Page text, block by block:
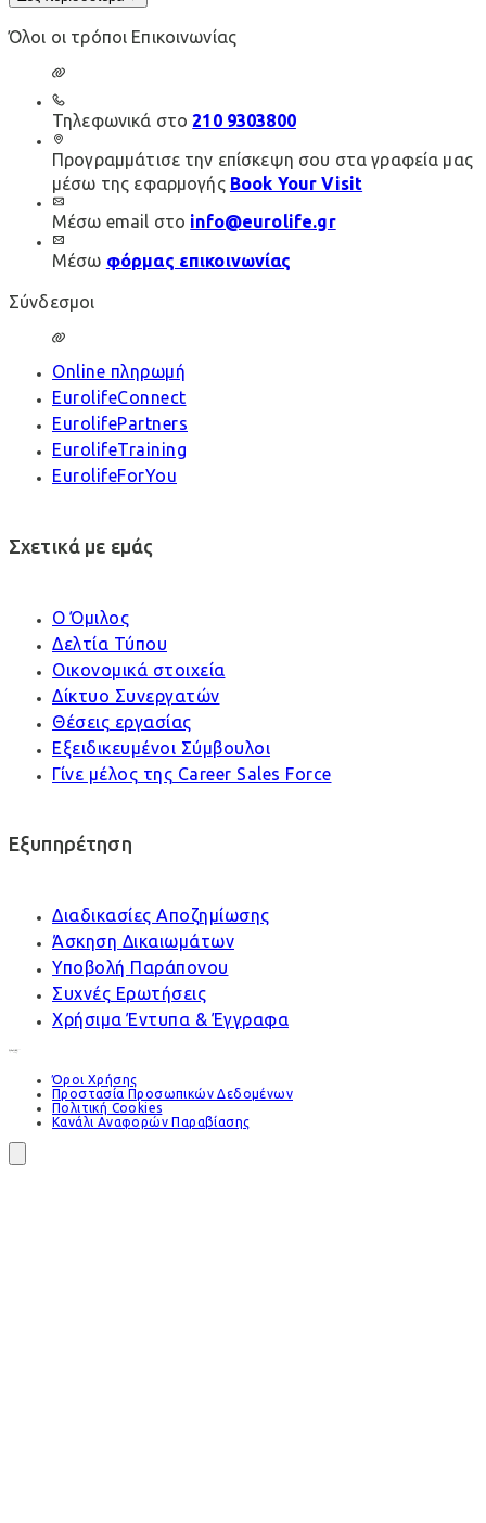
Όλοι οι τρόποι Επικοινωνίας
Τηλεφωνικά στο 210 9303800
Προγραμμάτισε την επίσκεψη σου στα γραφεία μας
μέσω της εφαρμογής Book Your Visit
Μέσω email στο info@eurolife.gr
Μέσω φόρμας επικοινωνίας
Σύνδεσμοι
Online πληρωμή
EurolifeConnect
EurolifePartners
EurolifeTraining
EurolifeForYou
Σχετικά με εμάς
Ο Όμιλος
Δελτία Τύπου
Οικονομικά στοιχεία
Δίκτυο Συνεργατών
Θέσεις εργασίας
Εξειδικευμένοι Σύμβουλοι
Γίνε μέλος της Career Sales Force
Εξυπηρέτηση
Διαδικασίες Αποζημίωσης
Άσκηση Δικαιωμάτων
Υποβολή Παράπονου
Συχνές Ερωτήσεις
Χρήσιμα Έντυπα & Έγγραφα
Όροι Χρήσης
Προστασία Προσωπικών Δεδομένων
Πολιτική Cookies
Κανάλι Αναφορών Παραβίασης